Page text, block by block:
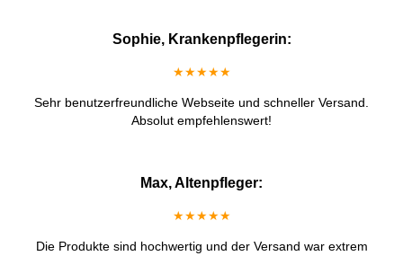
Sophie, Krankenpflegerin:
★★★★★
Sehr benutzerfreundliche Webseite und schneller Versand.
Absolut empfehlenswert!
Max, Altenpfleger:
★★★★★
Die Produkte sind hochwertig und der Versand war extrem